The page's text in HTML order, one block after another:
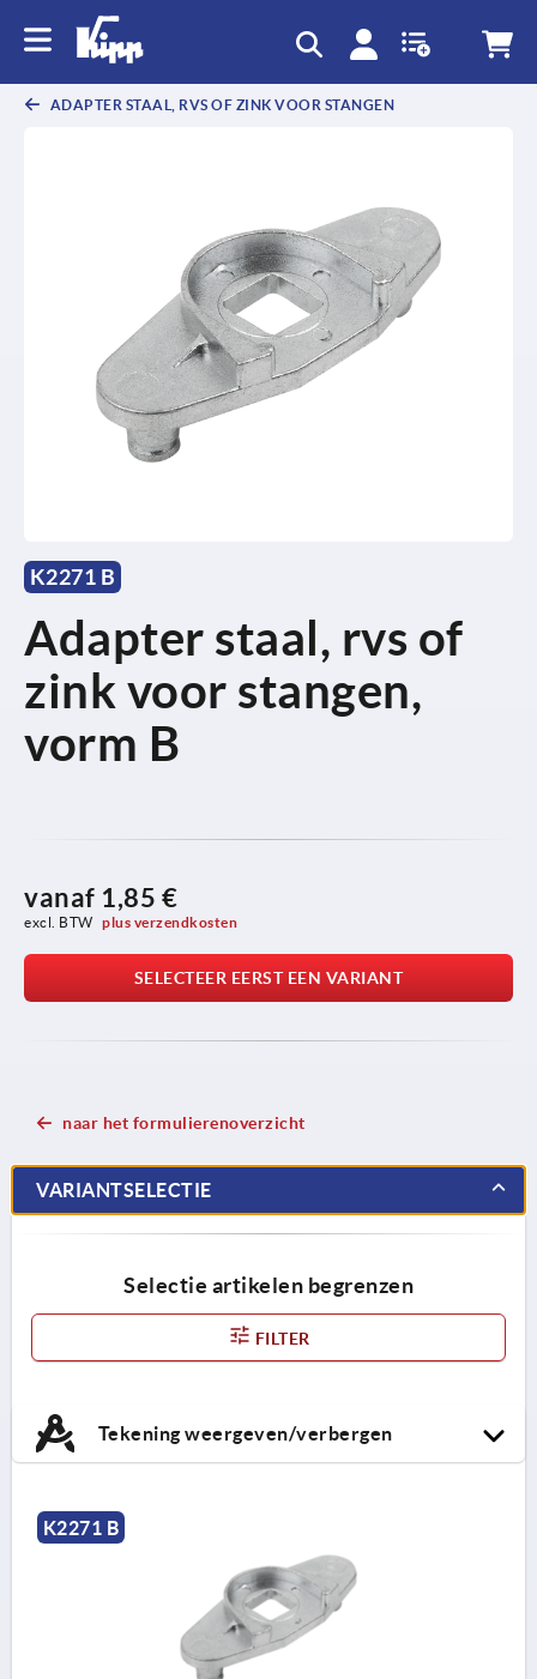
ADAPTER STAAL, RVS OF ZINK VOOR STANGEN
K2271 B
Adapter staal, rvs of
zink voor stangen,
vorm B
vanaf 1,85 €
excl. BTW plus verzendkosten
SELECTEER EERST EEN VARIANT
naar het formulierenoverzicht
VARIANTSELECTIE
Selectie artikelen begrenzen
FILTER
Tekening weergeven/verbergen
K2271 B